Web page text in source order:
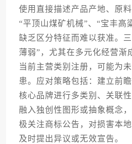
使用直接描述产品产地、原
“平顶山煤矿机械”、“宝丰高
缺乏区分特征而难以获准。
薄弱”，尤其在多元化经营渐
当前主营类别注册，可能为
患。应对策略包括：建立前
核心品牌进行多类别、关联
融入独创性图形或抽象概念
极关注商标公告，对损害本
及时提出异议或无效宣告。